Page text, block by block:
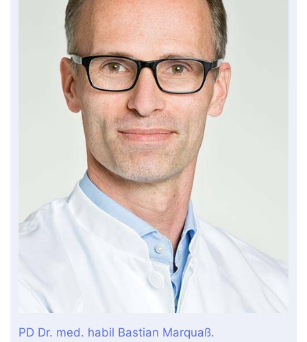
PD Dr. med. habil Bastian Marquaß.